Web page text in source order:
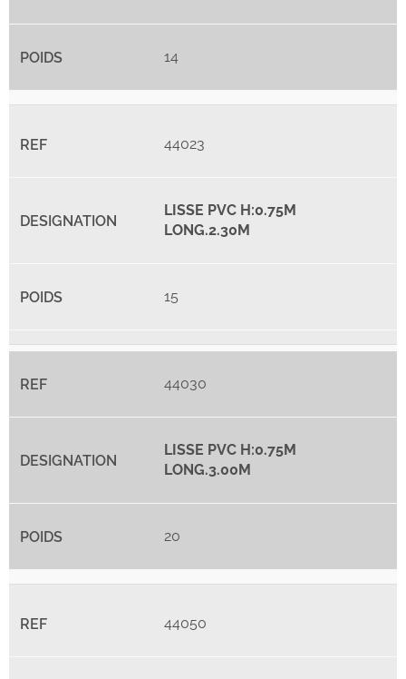
14
44023
LISSE PVC H:0.75M
LONG.2.30M
15
44030
LISSE PVC H:0.75M
LONG.3.00M
20
44050